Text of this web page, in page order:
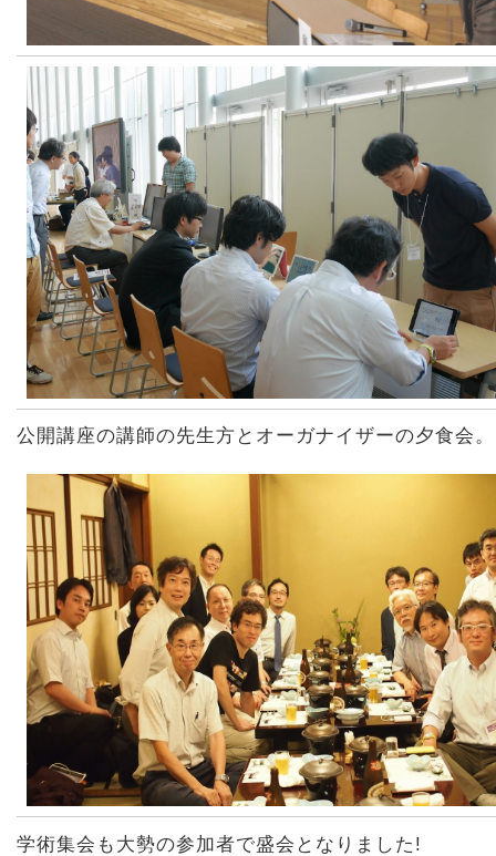
公開講座の講師の先生方とオーガナイザーの夕食会。
学術集会も大勢の参加者で盛会となりました!